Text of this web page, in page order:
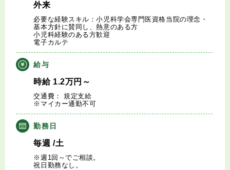
転職成功事例
医師の転職マニュアル
データで見る医師の平均年収
医師に役立つ取材記事
大学医局紹介
外来
必要な経験スキル：小児科学会専門医資格当院の理念・
基本方針に賛同し、熱意のある方
小児科経験のある方歓迎
電子カルテ
給与
時給1.2万円 ～
交通費： 規定支給
※マイカー通勤不可
勤務日
毎週 /土
※週1回～でご相談。
祝日勤務なし。